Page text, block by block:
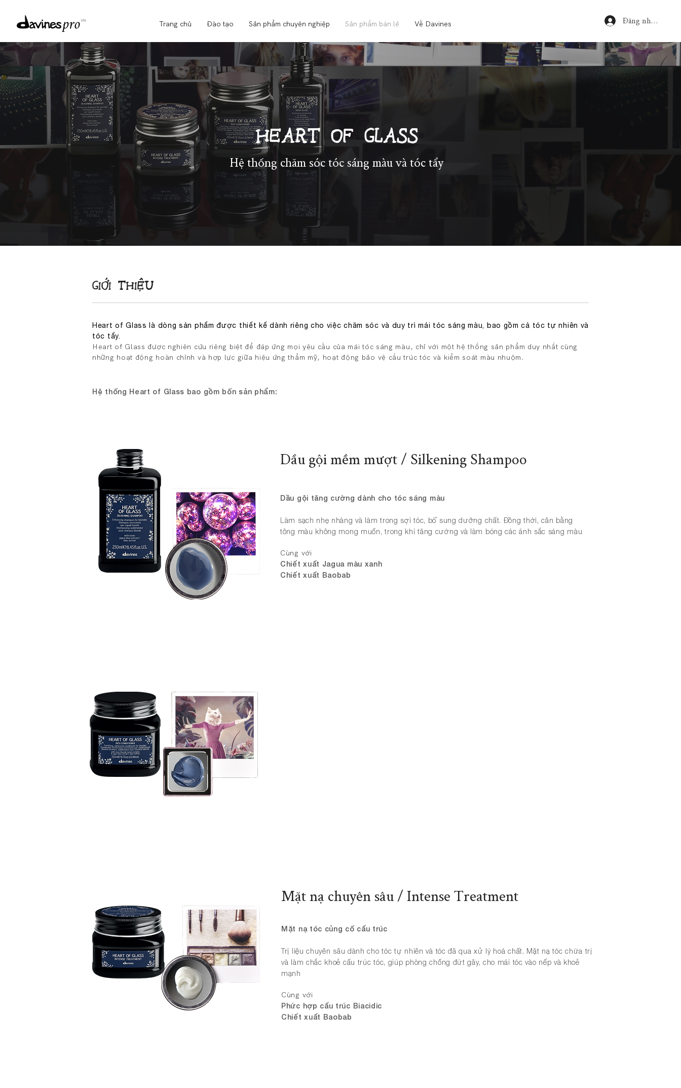
Trang chủ Đào tạo Sản phẩm chuyên nghiệp Sản phẩm bán lẻ Về Davines Đăng nhập
Hệ thống chăm sóc tóc sáng màu và tóc tẩy
HEART OF GLASS
GIỚI THIỆU
Heart of Glass là dòng sản phẩm được thiết kế dành riêng cho việc chăm sóc và duy trì mái tóc sáng màu, bao gồm cả tóc tự nhiên và
tóc tẩy.
Heart of Glass được nghiên cứu riêng biệt để đáp ứng mọi yêu cầu của mái tóc sáng màu, chỉ với một hệ thống sản phẩm duy nhất cùng
những hoạt động hoàn chỉnh và hợp lực giữa hiệu ứng thẩm mỹ, hoạt động bảo vệ cấu trúc tóc và kiểm soát màu nhuộm.
Hệ thống Heart of Glass bao gồm bốn sản phẩm:
Dầu gội mềm mượt / Silkening Shampoo
Dầu gội tăng cường dành cho tóc sáng màu
​Làm sạch nhẹ nhàng và làm trong sợi tóc, bổ sung dưỡng chất. Đồng thời, cân bằng
tông màu không mong muốn, trong khi tăng cường và làm bóng các ánh sắc sáng màu
Cùng với
Chiết xuất Jagua màu xanh
​Chiết xuất Baobab
Mặt nạ chuyên sâu / Intense Treatment
Mặt nạ tóc củng cố cấu trúc
​Trị liệu chuyên sâu dành cho tóc tự nhiên và tóc đã qua xử lý hoá chất. Mặt nạ tóc chữa trị
và làm chắc khoẻ cấu trúc tóc, giúp phòng chống đứt gãy, cho mái tóc vào nếp và khoẻ
mạnh
Cùng với
Phức hợp cấu trúc Biacidic
​Chiết xuất Baobab